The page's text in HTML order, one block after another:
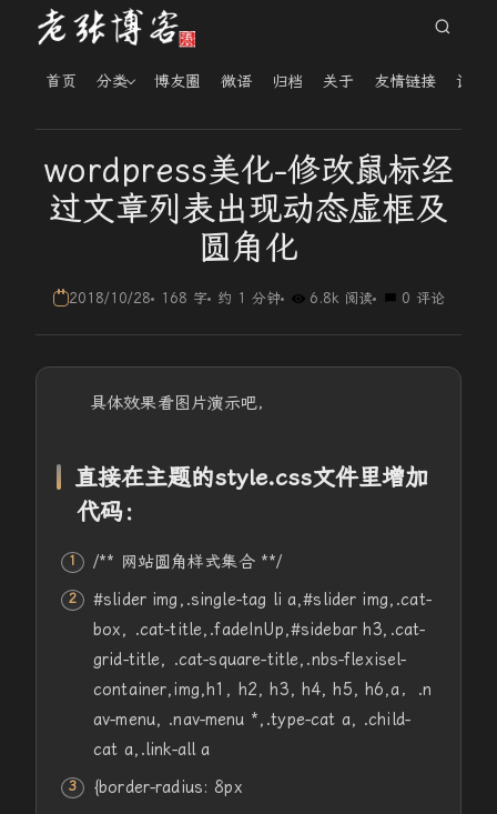
首页 分类 博友圈 微语 归档 关于 友情链接 读者
wordpress美化-修改鼠标经
过文章列表出现动态虚框及
圆角化
2018/10/28 168 字 约 1 分钟 6.8k 阅读 0 评论
具体效果看图片演示吧，
直接在主题的style.css文件里增加
代码：
/** 网站圆角样式集合 **/
#sliderimg,.single-tag li a,#slider img,.cat-
box, .cat-title,.fadeInUp,#sidebar h3,.cat-
grid-title, .cat-square-title,.nbs-flexisel-
container,img,h1, h2, h3, h4, h5, h6,a，.n
av-menu, .nav-menu *,.type-cat a, .child-
cat a,.link-alla
{border-radius: 8px